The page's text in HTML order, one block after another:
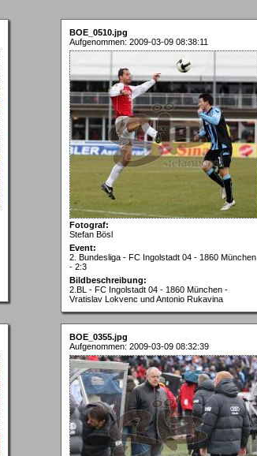
BOE_0510.jpg
Aufgenommen: 2009-03-09 08:38:11
Fotograf:
Stefan Bösl
Event:
2. Bundesliga - FC Ingolstadt 04 - 1860 München
- 2:3
Bildbeschreibung:
2.BL - FC Ingolstadt 04 - 1860 München -
Vratislav Lokvenc und Antonio Rukavina
BOE_0355.jpg
Aufgenommen: 2009-03-09 08:32:39